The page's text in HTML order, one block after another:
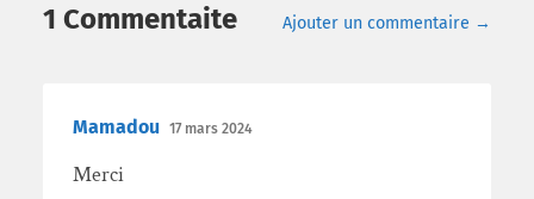
1 Commentaite Ajouter un commentaire →
Mamadou 17 mars 2024
Merci